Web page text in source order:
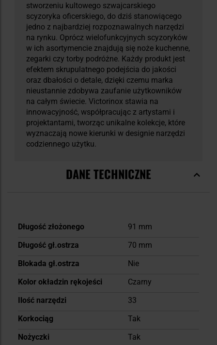
stworzeniu kultowego szwajcarskiego
scyzoryka oficerskiego, do dziś stanowiącego
jedno z najbardziej rozpoznawalnych narzędzi
na rynku. Oprócz wielofunkcyjnych scyzoryków
w ich asortymencie znajdują się noże kuchenne,
zegarki czy torby podróżne. Każdy produkt jest
efektem skrupulatnego podejścia do jakości
oraz dbałości o detale, dzięki czemu marka
nieustannie zdobywa zaufanie użytkowników
na całym świecie. Victorinox stawia na
innowacyjność, współpracując z artystami i
projektantami, tworząc unikalne kolekcje, które
wyznaczają nowe kierunki w designie narzędzi
codziennego użytku.
DANE TECHNICZNE
Więcej
Długość złożonego
91 mm
Długość gł.ostrza
70 mm
Blokada gł.ostrza
Nie
Kolor okładzin rękojeści
Czarny
Ilość narzędzi
33
Korkociąg
Tak
Nożyczki
Tak